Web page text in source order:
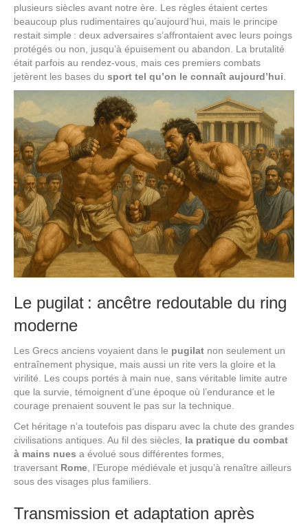
plusieurs siècles avant notre ère. Les règles étaient certes
beaucoup plus rudimentaires qu’aujourd’hui, mais le principe
restait simple : deux adversaires s’affrontaient avec leurs poings
protégés ou non, jusqu’à épuisement ou abandon. La brutalité
était parfois au rendez-vous, mais ces premiers combats
jetèrent les bases du sport tel qu’on le connaît aujourd’hui
Le pugilat : ancêtre redoutable du ring
moderne
Les Grecs anciens voyaient dans le pugilat non seulement un
entraînement physique, mais aussi un rite vers la gloire et la
virilité. Les coups portés à main nue, sans véritable limite autre
que la survie, témoignent d’une époque où l’endurance et le
courage prenaient souvent le pas sur la technique.
Cet héritage n’a toutefois pas disparu avec la chute des grandes
civilisations antiques. Au fil des siècles, la pratique du combat
à mains nues a évolué sous différentes formes,
traversant Rome , l’Europe médiévale et jusqu’à renaître ailleurs
sous des visages plus familiers.
Transmission et adaptation après